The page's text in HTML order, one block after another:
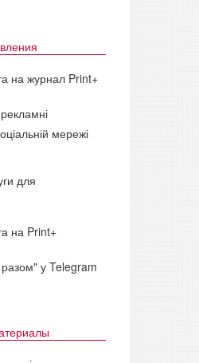
на журнал Print+
мережі
для
на Print+
у Telegram